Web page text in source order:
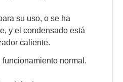
su uso, o se ha
y el condensado está
caliente.
funcionamiento normal.